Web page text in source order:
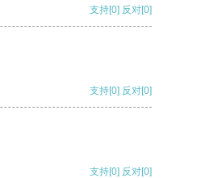
支持[0] 反对[0]
支持[0] 反对[0]
支持[0] 反对[0]